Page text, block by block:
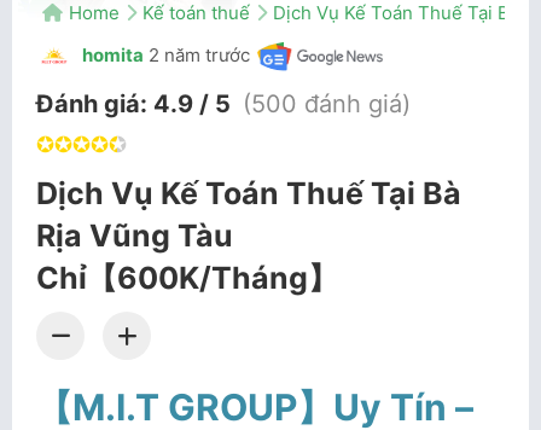
Home Kế toán thuế
Dịch Vụ Kế Toán Thuế Tại Bà
homita 2 năm trước
Đánh giá: 4.9 / 5 (500 đánh giá)
✪✪✪✪✪
Dịch Vụ Kế Toán Thuế Tại Bà
Rịa Vũng Tàu
Chỉ【600K/Tháng】
【M.I.T GROUP】Uy Tín –